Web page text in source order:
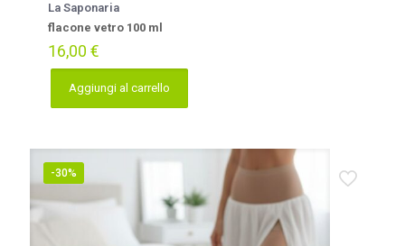
La Saponaria
flacone vetro 100 ml
16,00 €
Aggiungi al carrello
-30%